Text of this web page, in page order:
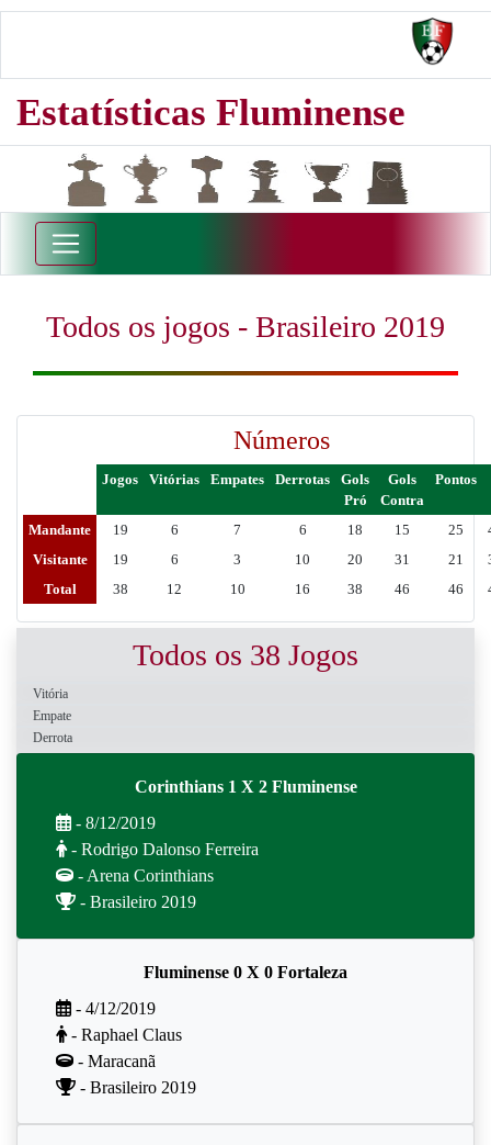
Estatísticas Fluminense
Todos os jogos - Brasileiro 2019
Números
Jogos Vitórias Empates Derrotas
Gols
Pró
Gols
Contra
Pontos
Mandante 19 6 7 6 18 15 25
Visitante
19 6 3 10 20 31 21
Total
38 12 10 16 38 46 46
Todos os 38 Jogos
Vitória
Empate
Derrota
Corinthians 1 X 2 Fluminense
- 8/12/2019
- Rodrigo Dalonso Ferreira
- Arena Corinthians
- Brasileiro 2019
Fluminense 0 X 0 Fortaleza
- 4/12/2019
- Raphael Claus
- Maracanã
- Brasileiro 2019